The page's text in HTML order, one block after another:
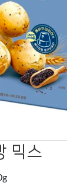
믹스